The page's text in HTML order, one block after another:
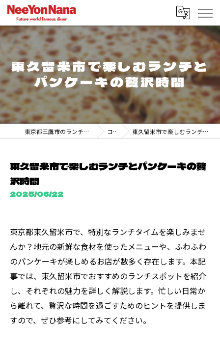
東久留米市で楽しむランチと
パンケーキの贅沢時間
東京都三鷹市のランチなら247 DINER MITAKA コラム 東久留米市で楽しむランチとパンケーキの贅沢時間
東久留米市で楽しむランチとパンケーキの贅
沢時間
2025/06/22
東京都東久留米市で、特別なランチタイムを楽しみませ
んか？地元の新鮮な食材を使ったメニューや、ふわふわ
のパンケーキが楽しめるお店が数多く存在します。本記
事では、東久留米市でおすすめのランチスポットを紹介
し、それぞれの魅力を詳しく解説します。忙しい日常か
ら離れて、贅沢な時間を過ごすためのヒントを提供しま
すので、ぜひ参考にしてみてください。